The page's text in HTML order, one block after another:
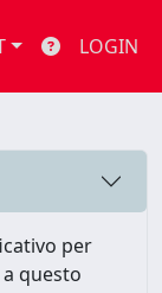
LOGIN
per
questo